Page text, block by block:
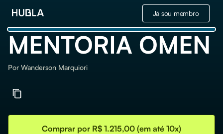
Já sou membro
MENTORIA OMEN
Por Wanderson Marquiori
Comprar por R$ 1.215,00 (em até 10x)